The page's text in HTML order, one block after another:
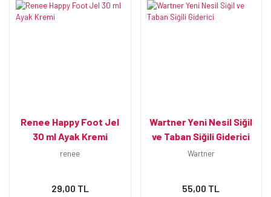
Renee Happy Foot Jel
30 ml Ayak Kremi
renee
29,00 TL
Wartner Yeni Nesil Siğil
ve Taban Siğili Giderici
Wartner
55,00 TL